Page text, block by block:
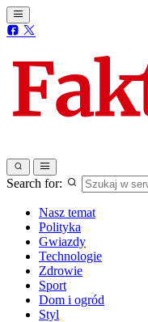
Search for:
Nasz temat
Polityka
Gwiazdy
Technologie
Zdrowie
Sport
Dom i ogród
Styl